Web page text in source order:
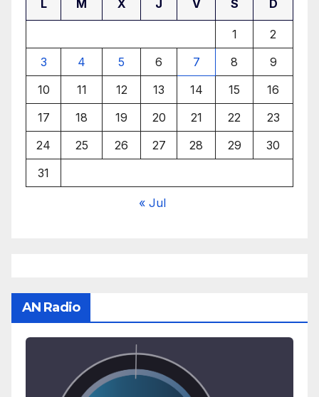
L M X J V S D
1
2
3
4 5 6 7 8
9
10
11 12 13 14 15
16
17
18 19 20 21 22
23
24
25 26 27 28 29
30
31
« Jul
AN Radio